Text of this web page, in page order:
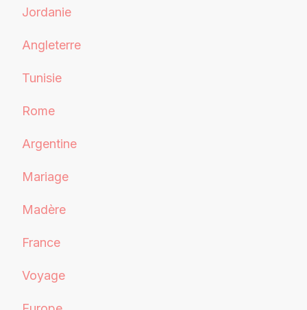
Jordanie
Angleterre
Tunisie
Rome
Argentine
Mariage
Madère
France
Voyage